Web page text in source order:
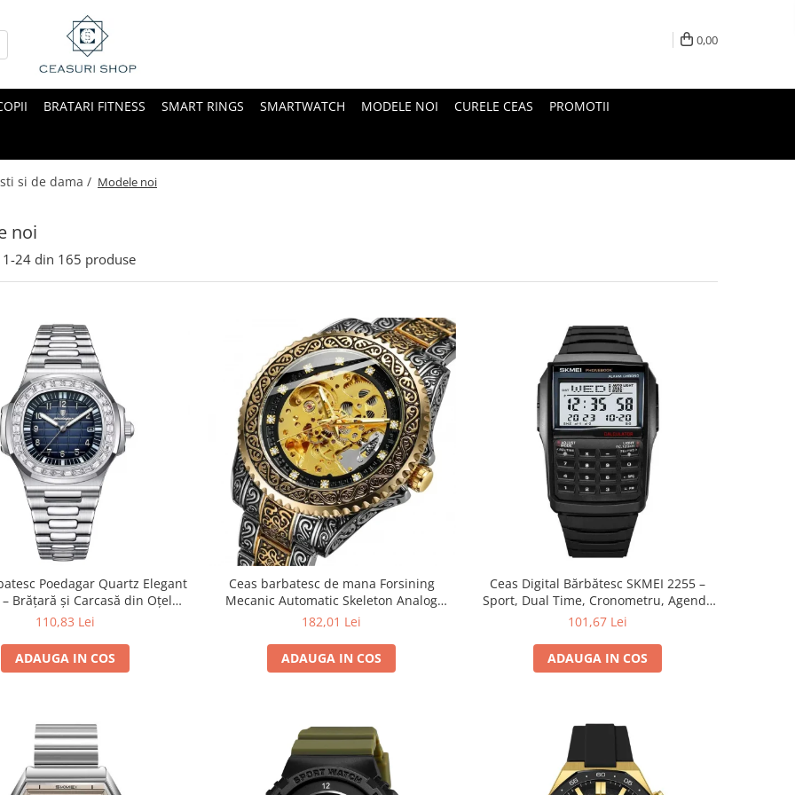
0,00
BRATARI FITNESS SMART RINGS SMARTWATCH MODELE NOI CURELE CEAS PROMOTII
si de dama / Modele noi
noi
1-24 din 165 produse
Poedagar Quartz Elegant
– Brățară și Carcasă din Oțel
Cadran Albastru, Indici
110,83 Lei
ADAUGA IN COS
Ceas barbatesc de mana Forsining
Mecanic Automatic Skeleton Analog
Argintiu Auriu
182,01 Lei
ADAUGA IN COS
Ceas Digital Bărbătesc SKMEI 2255 –
Sport, Dual Time, Cronometru, Agenda
Telefonică, Casual, Afișaj LED
101,67 Lei
ADAUGA IN COS